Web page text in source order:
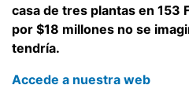
casa de tres plantas en 153
por $18 millones no se
tendría.
Accede a nuestra web